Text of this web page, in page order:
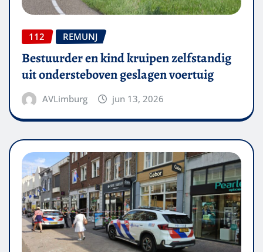
112 REMUNJ
Bestuurder en kind kruipen zelfstandig
uit ondersteboven geslagen voertuig
AVLimburg jun 13, 2026